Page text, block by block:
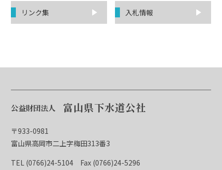
リンク集 入札情報
公益財団法人 富山県下水道公社
〒933-0981
富山県高岡市二上字梅田313番3
TEL (0766)24-5104 Fax (0766)24-5296